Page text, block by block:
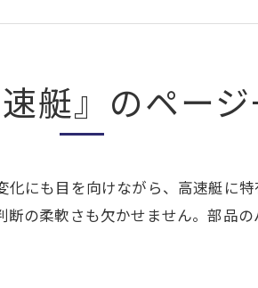
艇』のペー
にも目を向けながら、高速艇に
の柔軟さも欠かせません。部品